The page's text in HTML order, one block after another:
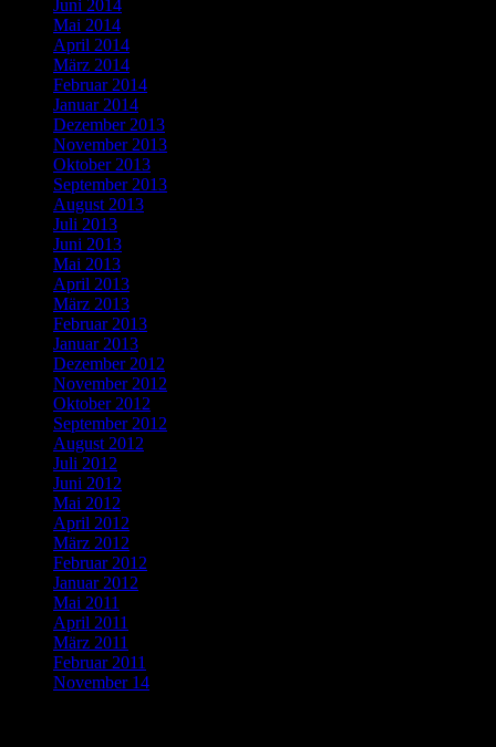
Juni 2014
Mai 2014
April 2014
März 2014
Februar 2014
Januar 2014
Dezember 2013
November 2013
Oktober 2013
September 2013
August 2013
Juli 2013
Juni 2013
Mai 2013
April 2013
März 2013
Februar 2013
Januar 2013
Dezember 2012
November 2012
Oktober 2012
September 2012
August 2012
Juli 2012
Juni 2012
Mai 2012
April 2012
März 2012
Februar 2012
Januar 2012
Mai 2011
April 2011
März 2011
Februar 2011
November 14